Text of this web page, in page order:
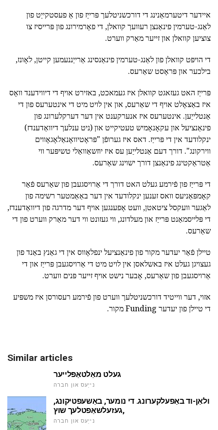
איידער דיטערמאַנינג די דורכשניטלעך פּרייַז פון אַ פעסטקייַט פון
לאַנג-טערמין פינאַנצן רעוועך קוואלן, די פאָרמירונג פון פּרייסיז צו
צוציען קוואלן און זייער מאַרק ווערט.
די הויפּט קוואלן פון לאַנג-טערמין פינאַנסינג אַרייַננעמען קייטן, לאָונז,
בילכער און פּראָסט שאַרעס.
פּרייַז האט געזאגט קוואלן איז געמאכט, באזירט אויף די דיווידענד וואָס
איז באַצאָלט אויף די שאַרעס, און אין לויט מיט די אינטערעס פון די
אַנטלייַען. אינטערעס איז אנערקענט אין דער דערקלערונג פון
פינאַנציעל און עקאָנאָמיש טעטיקייט און (ניט ענלעך דיוואַדענדז)
ינקלודעד אין די פּרייַז. דאס איז גערופֿן "פּראָטיוואָנאַלאָגאָווים
ווירקונג". דורך דעם אַנטלייַען עס איז יוזשאַוואַלי טשיפּער ווי
אַטראַקטינג פינאַנצן דורך ישוינג שאַרעס.
די פּרייַז פון פֿירמע געלט האט דורך די אַרויסגעבן פון שאַרעס פֿאַר
קאָמפּאַניעס וואס זענען ינקלודעד אין דער באַאַמטער רשימה פון
לאַגער וועקסל ציטאטן, וועט אָפענגען אויף דער מדרגה פון דיוואַדענדז,
די פּלייסמאַנט פּרייַז און מעלדונג, ווי געזונט ווי דער מאַרק ווערט פון די
שאַרעס.
טיילן פֿאַר יעדער מקור פון פינאַנציעל ינפלאָווס אין די גאַנץ באַנד פון
געצויגן געלט איז באשלאסן אין לויט מיט די אַרויסגעבן פּרייַז און די
אַרויסגעבן פון שאַרעס, אָבער נישט אויף זייער פּנים ווערט.
אזוי, דער ווייטיד דורכשניטלעך ווערט פון פֿירמע רעסורסן איז משפּיע
די טיילן פון יעדער Funding מקור.
Similar articles
געלט מאַלטאַפּלייער
נייַעס און חברה
ולאַן-וד באַפעלקערונג. די נומער, באַשעפטיקונג,
געזעלשאַפטלעך שוץ,
נייַעס און חברה